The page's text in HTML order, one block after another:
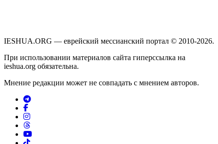
IESHUA.ORG — еврейский мессианский портал © 2010-2026.
При использовании материалов сайта гиперссылка на
ieshua.org обязательна.
Мнение редакции может не совпадать с мнением авторов.